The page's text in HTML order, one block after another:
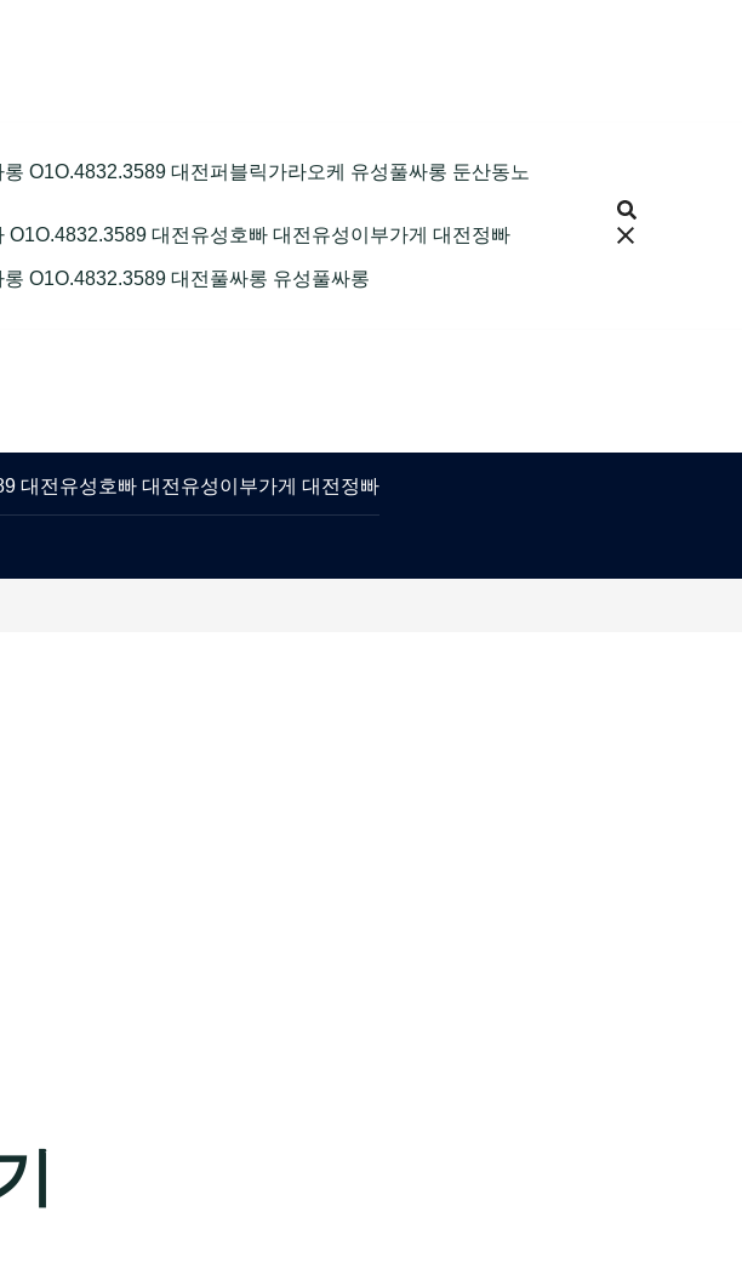
롱 O1O.4832.3589 대전퍼블릭가라오케 유성풀싸롱 둔산동노
O1O.4832.3589 대전유성호빠 대전유성이부가게 대전정빠
O1O.4832.3589 대전풀싸롱 유성풀싸롱
대전유성호빠 대전유성이부가게 대전정빠